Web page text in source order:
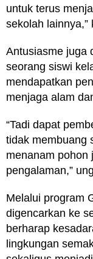
untuk terus
sekolah lainnya,”
Antusiasme juga
seorang siswi
mendapatkan
menjaga alam
“Tadi dapat
tidak membuang
menanam pohon
pengalaman,”
Melalui program
digencarkan ke
berharap
lingkungan